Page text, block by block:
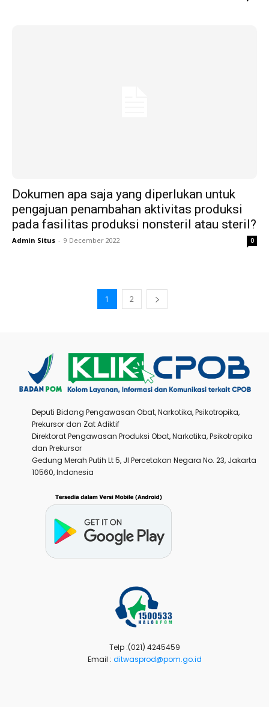
Dokumen apa saja yang diperlukan untuk
pengajuan penambahan aktivitas produksi
pada fasilitas produksi nonsteril atau steril?
Admin Situs - 9 December 2022 0
1 2
Deputi Bidang Pengawasan Obat, Narkotika, Psikotropika,
Prekursor dan Zat Adiktif
Direktorat Pengawasan Produksi Obat, Narkotika, Psikotropika
dan Prekursor
Gedung Merah Putih Lt 5, Jl Percetakan Negara No. 23, Jakarta
10560, Indonesia
Telp :(021) 4245459
Email : ditwasprod@pom.go.id